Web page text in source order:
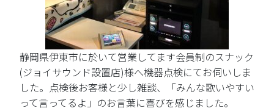
静岡県伊東市に於いて営業してます会員制のスナック
(ジョイサウンド設置店)様へ機器点検にてお伺いしま
した。点検後お客様と少し雑談、「みんな歌いやすい
って言ってるよ」のお言葉に喜びを感じました。